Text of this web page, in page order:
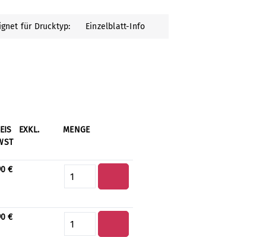
für Drucktyp: Einzelblatt-Info
EXKL.
MENGE
€ Produkt Anzahl: Gib den
€ Produkt Anzahl: Gib den